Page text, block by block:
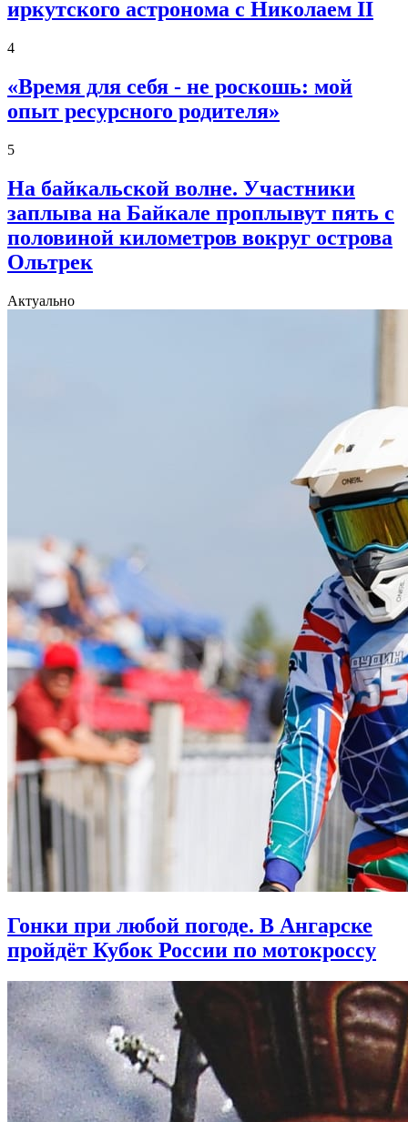
иркутского астронома с Николаем II
4
«Время для себя - не роскошь: мой
опыт ресурсного родителя»
5
На байкальской волне. Участники
заплыва на Байкале проплывут пять с
половиной километров вокруг острова
Ольтрек
Актуально
Гонки при любой погоде. В Ангарске
пройдёт Кубок России по мотокроссу